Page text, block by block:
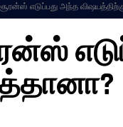
எடுப்பது அந்த